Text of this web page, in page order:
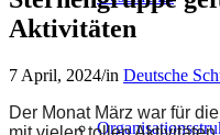
Aktivitäten
7 April, 2024/in Deutsche
Der Monat März war für